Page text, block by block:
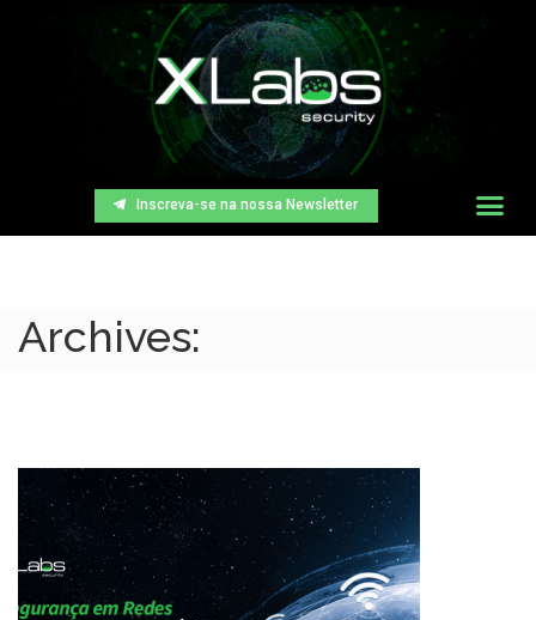
Inscreva-se na nossa Newsletter
Archives: